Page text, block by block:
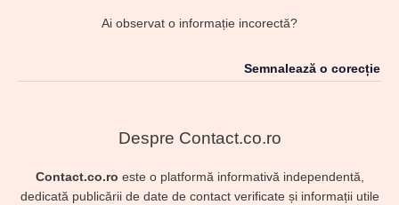
Ai observat o informație incorectă?
Semnalează o corecție
Despre Contact.co.ro
Contact.co.ro este o platformă informativă independentă,
dedicată publicării de date de contact verificate și informații utile